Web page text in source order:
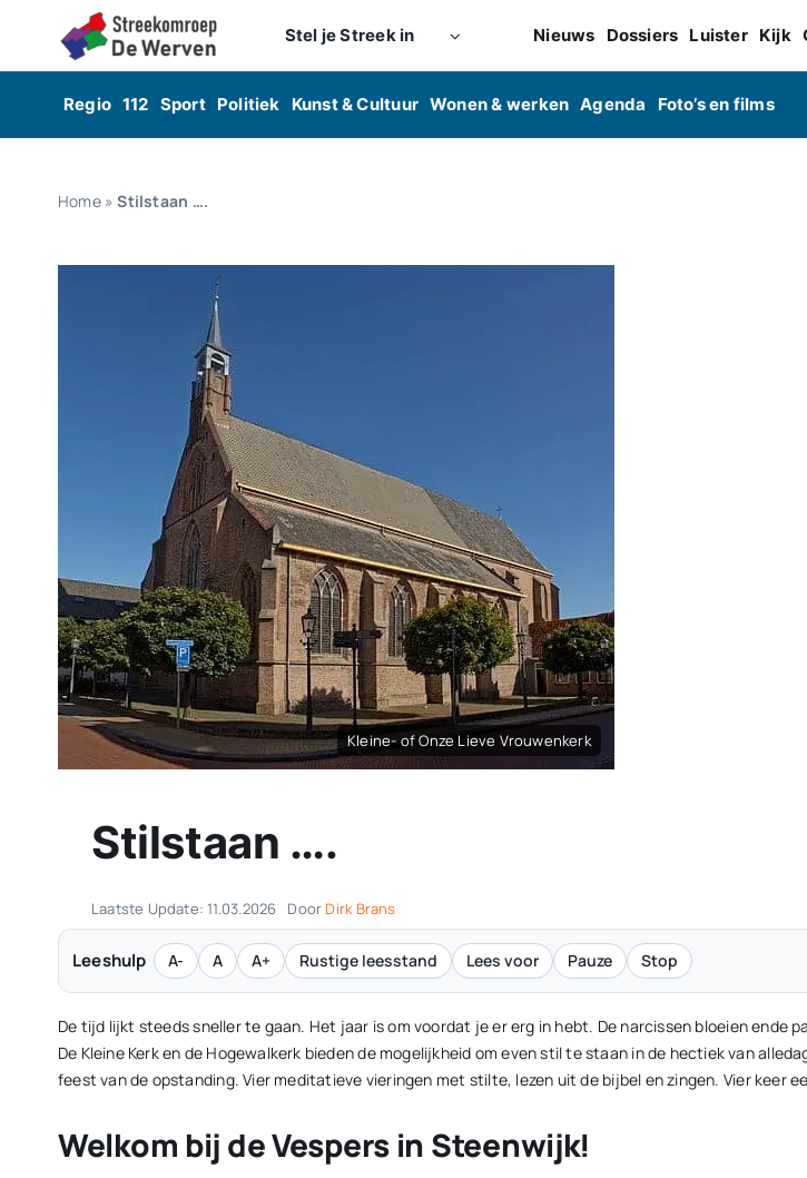
Stel je Streek in Nieuws Dossiers Luister Kijk
Regio 112 Sport Politiek Kunst & Cultuur Wonen & werken Agenda Foto’s en films
Home»Stilstaan ….
Kleine- of Onze Lieve Vrouwenkerk
Stilstaan ….
Laatste Update: 11.03.2026 Door Dirk Brans
Leeshulp A- A A+ Rustige leesstand Lees voor Pauze Stop
De tijd lijkt steeds sneller te gaan. Het jaar is om voordat je er erg in hebt. De narcissen bloeien ende
De Kleine Kerk en de Hogewalkerk bieden de mogelijkheid om even stil te staan in de hectiek van
feest van de opstanding. Vier meditatieve vieringen met stilte, lezen uit de bijbel en zingen. Vier keer
Welkom bij de Vespers in Steenwijk!